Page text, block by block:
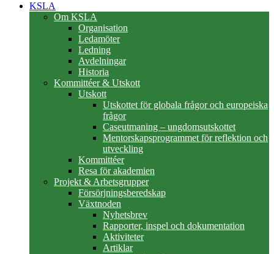
KSLA
Om KSLA
Organisation
Ledamöter
Ledning
Avdelningar
Historia
Kommittéer & Utskott
Utskott
Utskottet för globala frågor och europeiska
frågor
Caseutmaning – ungdomsutskottet
Mentorskapsprogrammet för reflektion och
utveckling
Kommittéer
Resa för akademien
Projekt & Arbetsgrupper
Försörjningsberedskap
Växtnoden
Nyhetsbrev
Rapporter, inspel och dokumentation
Aktiviteter
Artiklar